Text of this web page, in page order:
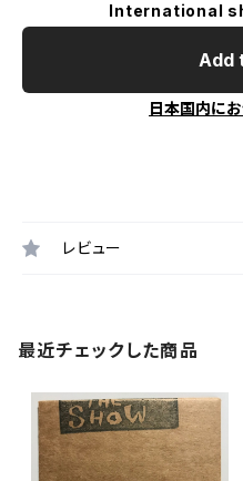
International
Add
日本国内に
レビュー
最近チェックした商品